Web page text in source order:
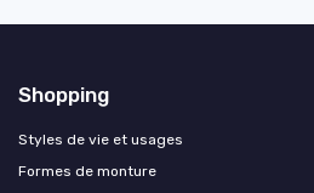
Shopping
Styles de vie et usages
Formes de monture